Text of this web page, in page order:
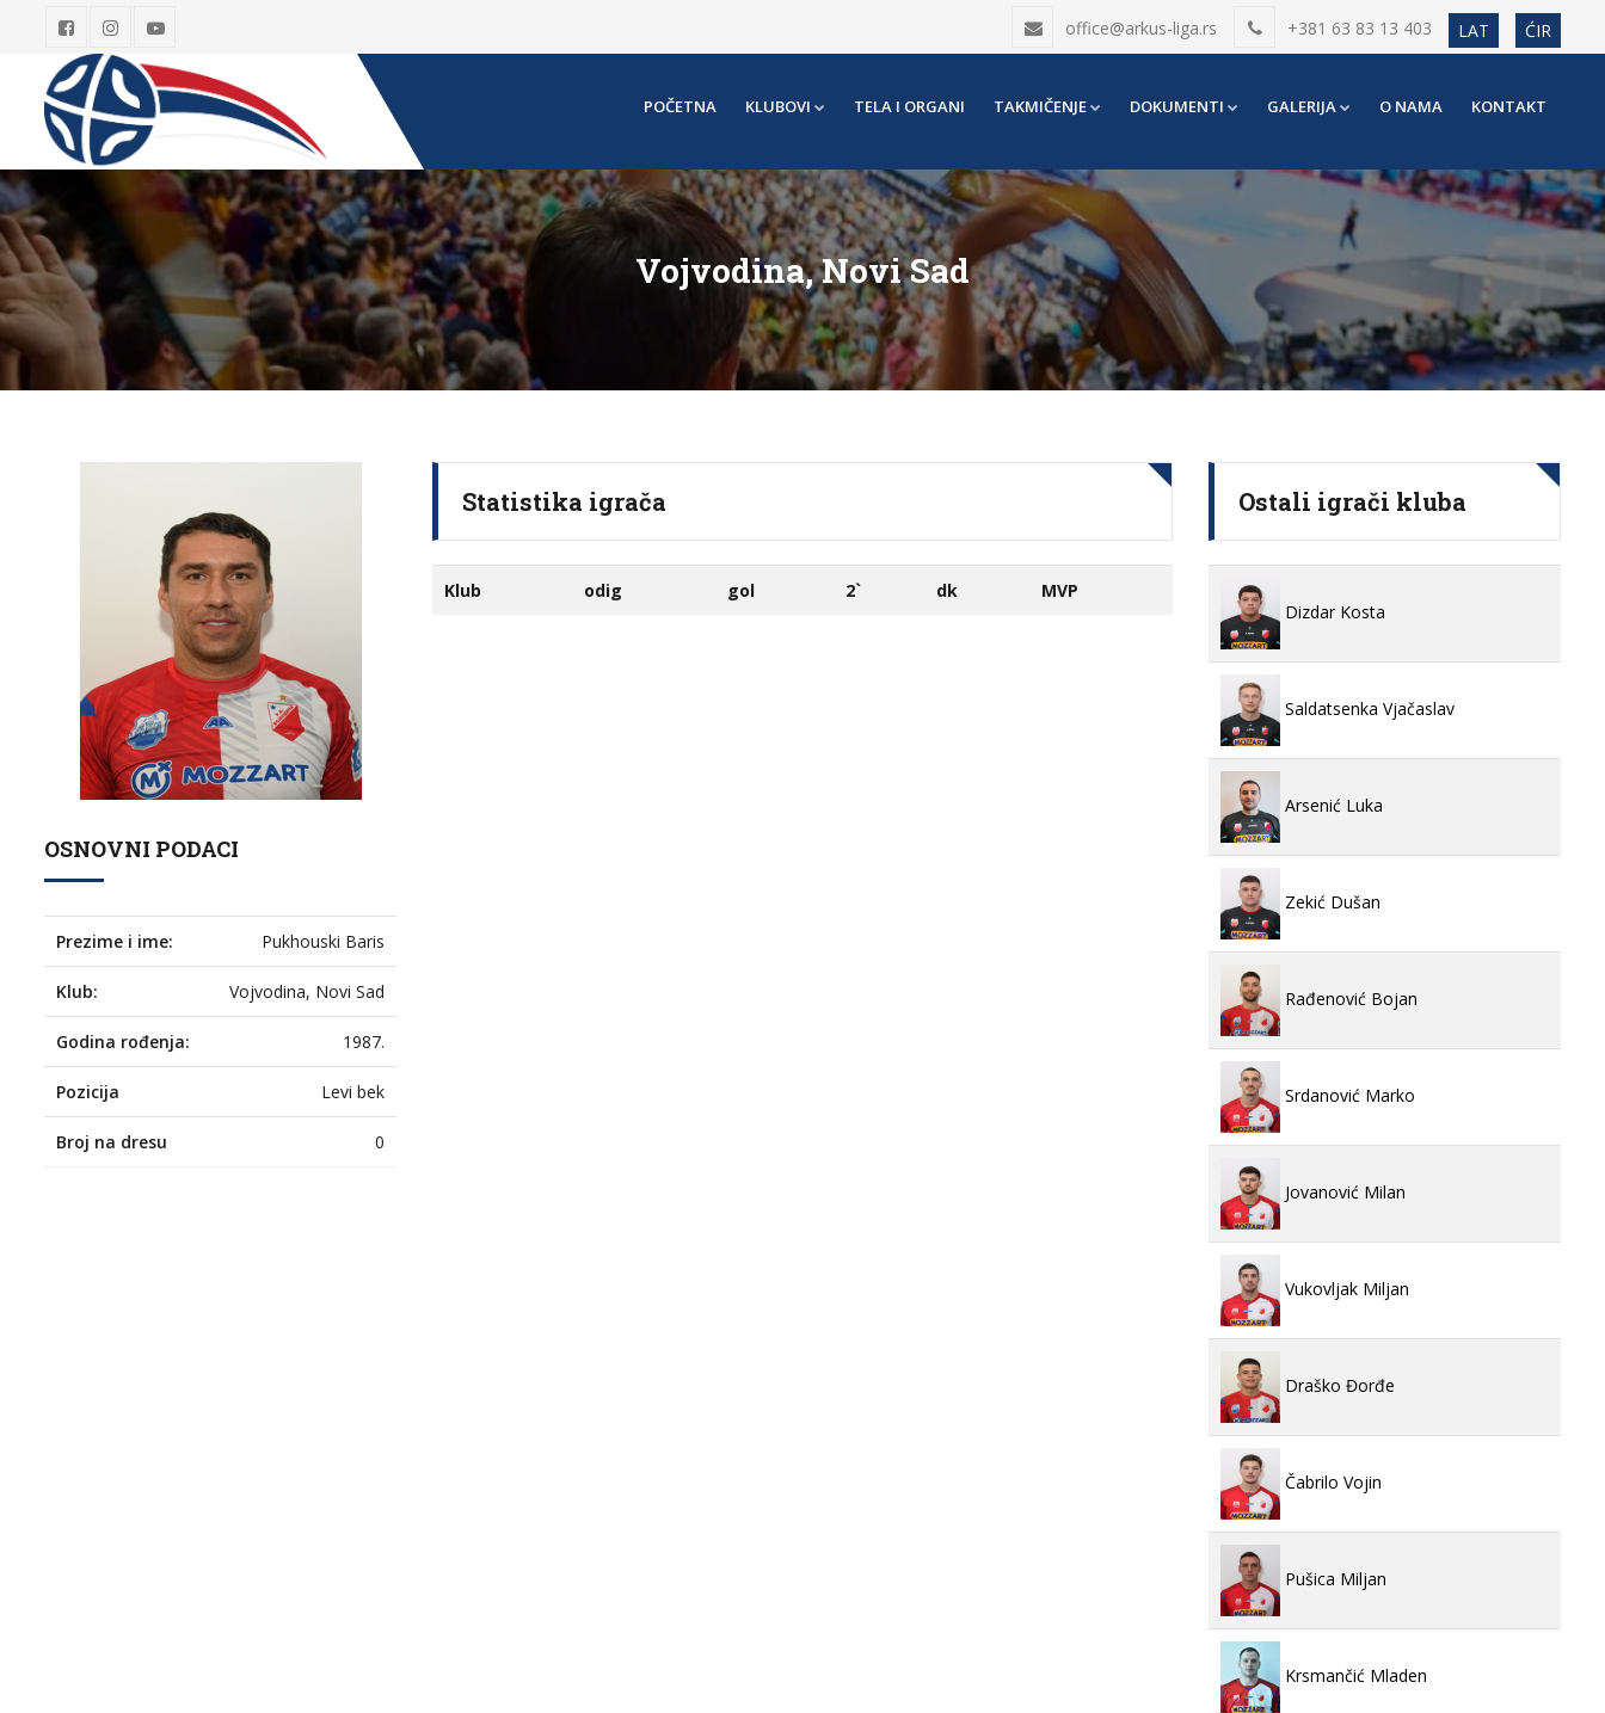
office@arkus-liga.rs +381 63 83 13 403 LAT ĆIR
POČETNA KLUBOVI TELA I ORGANI TAKMIČENJE DOKUMENTI GALERIJA O NAMA KONTAKT
Vojvodina, Novi Sad
OSNOVNI PODACI
Prezime i ime: Pukhouski Baris
Klub: Vojvodina, Novi Sad
Godina rođenja: 1987.
Pozicija Levi bek
Broj na dresu 0
Statistika igrača
Klub odig gol 2` dk MVP
Ostali igrači kluba
Dizdar Kosta
Saldatsenka Vjačaslav
Arsenić Luka
Zekić Dušan
Rađenović Bojan
Srdanović Marko
Jovanović Milan
Vukovljak Miljan
Draško Đorđe
Čabrilo Vojin
Pušica Miljan
Krsmančić Mladen